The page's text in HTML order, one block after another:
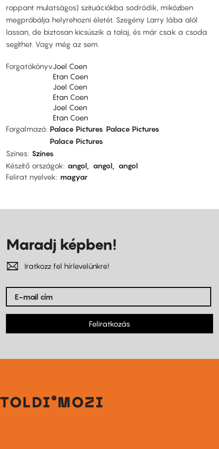
roppant mulatságos) szituációkba sodródik, miközben
megpróbálja helyrehozni életét. Szegény Larry lába alól
lassan, de biztosan kicsúszik a talaj, és már csak a csoda
segíthet. Vagy még az sem.
ForgatókönyvJoel Coen
Etan Coen
Joel Coen
Etan Coen
Joel Coen
Etan Coen
Forgalmazó Palace Pictures Palace Pictures
Palace Pictures
Színes Színes
Készítő országok
angol angol
angol
Felirat nyelvek
magyar
Maradj képben!
Iratkozz fel hírlevelünkre!
Feliratkozás